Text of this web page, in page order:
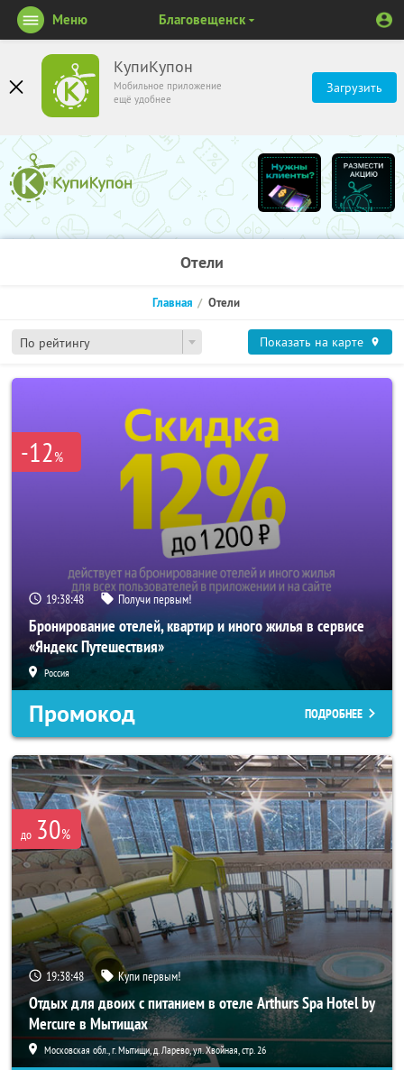
КупиКупон
Мобильное приложение
ещё удобнее
Загрузить
Меню Благовещенск
Отели
По рейтингу
Главная Отели
Показать на карте
-12%
19:38:46 Получи первым!
Бронирование отелей, квартир и иного жилья в сервисе
«Яндекс Путешествия»
Россия
Промокод ПОДРОБНЕЕ
до 30%
19:38:46 Купи первым!
Отдых для двоих с питанием в отеле Arthurs Spa Hotel by
Mercure в Мытищах
Московская обл., г. Мытищи, д. Ларево, ул. Хвойная, стр. 26